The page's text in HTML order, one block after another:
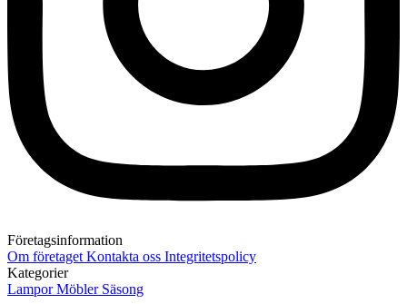
Företagsinformation
Om företaget Kontakta oss Integritetspolicy
Kategorier
LamporMöbler Säsong